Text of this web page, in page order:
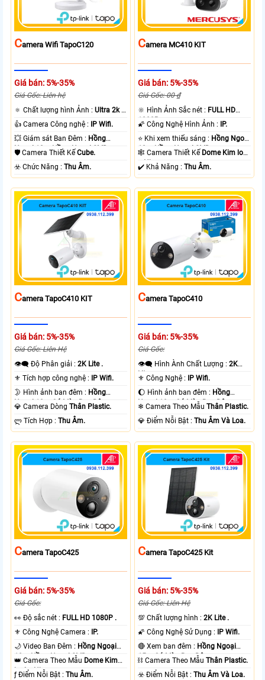
CAmera Wifi TapoC120
Giá bán: 5%-35%
Giá Gốc: Liên hệ
🔅 Chất lượng hình Ảnh :Ultra 2k +
.
👍 Camera Công nghệ :
IP Wifi.
💥 Giám sát Ban Đêm : Hồng
Ngoại 10m Hồng Ngoại SMD.
🛡 Camera Thiết KếCube.
️☣️ Chức Năng :Thu Âm.
CAmera MC410 KIT
Giá bán: 5%-35%
Giá Gốc: 00 ₫
🔆 Hình Ảnh Sắc nét : FULL HD
1080P .
🌠 Công Nghệ Hình Ảnh :
IP.
⭐ Khi xem thiếu sáng : Hồng Ngoại
10m Hồng Ngoại SMD.
🕸️ Camera Thiết Kế Dome Kim loại
+ Nhựa.
️✔️ Khả Năng :Thu Âm.
CAmera TapoC410 KIT
Giá bán: 5%-35%
Giá Gốc: Liên Hệ
👁️‍🗨 Độ Phân giải :2K Lite .
⚜️ Tích hợp công nghệ :
IP Wifi.
🌛 Hình ảnh ban đêm : Hồng
Ngoại 10m Có Màu Ban Ðêm.
💎 Camera DòngThân Plastic.
️ლ Tích Hợp :Thu Âm.
CAmera TapoC410
Giá bán: 5%-35%
Giá Gốc:
👁️‍🗨 Hình Ành Chất Lượng :2K
Lite .
⚜️ Công Nghệ :
IP Wifi.
🌔 Hình ảnh ban đêm : Hồng
Ngoại 10m Có Màu Ban Ðêm.
❄ Camera Theo MẫuThân Plastic.
️💎 Điểm Nỗi Bật :Thu Âm Và Loa.
CAmera TapoC425
Giá bán: 5%-35%
Giá Gốc:
️👀 Độ sắc nét : FULL HD 1080P .
⚜️ Công Nghệ Camera :
IP.
🌙 Video Ban Đêm : Hồng Ngoại
10m Hồng Ngoại SMD.
👑 Camera Theo Mẫu Dome Kim
loại + Nhựa.
️ƒ Điểm Nỗi Bật :Thu Âm.
CAmera TapoC425 Kit
Giá bán: 5%-35%
Giá Gốc: Liên Hệ
💯 Chất lượng hình :2K Lite .
🌠 Công Nghệ Sử Dụng :
IP Wifi.
🔴 Xem ban đêm : Hồng Ngoại
15m Có Màu Ban Ðêm.
⛓ Camera Theo MẫuThân Plastic.
️☣️ Điểm Nỗi Bật :Thu Âm Và Loa.